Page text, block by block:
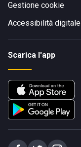
Gestione cookie
Accessibilità digitale
Scarica l'app